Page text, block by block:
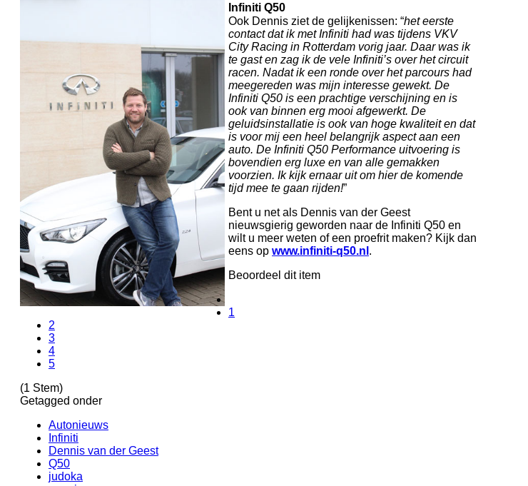
Infiniti Q50
Ook Dennis ziet de gelijkenissen: “het eerste
contact dat ik met Infiniti had was tijdens VKV
City Racing in Rotterdam vorig jaar. Daar was ik
te gast en zag ik de vele Infiniti’s over het circuit
racen. Nadat ik een ronde over het parcours had
meegereden was mijn interesse gewekt. De
Infiniti Q50 is een prachtige verschijning en is
ook van binnen erg mooi afgewerkt. De
geluidsinstallatie is ook van hoge kwaliteit en dat
is voor mij een heel belangrijk aspect aan een
auto. De Infiniti Q50 Performance uitvoering is
bovendien erg luxe en van alle gemakken
voorzien. Ik kijk ernaar uit om hier de komende
tijd mee te gaan rijden!”
Bent u net als Dennis van der Geest
nieuwsgierig geworden naar de Infiniti Q50 en
wilt u meer weten of een proefrit maken? Kijk dan
eens op www.infiniti-q50.nl .
Beoordeel dit item
1
2
3
4
5
(1 Stem)
Getagged onder
Autonieuws
Infiniti
Dennis van der Geest
Q50
judoka